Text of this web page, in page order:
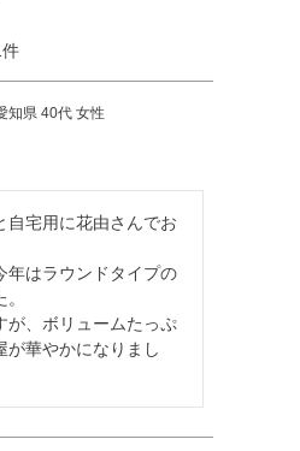
知県 40代 女性
自宅用に花由さんでお
年はラウンドタイプの
が、ボリュームたっぷ
が華やかになりまし